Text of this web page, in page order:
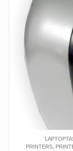
PRINTERS,